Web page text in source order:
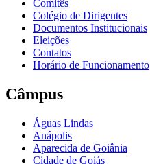
Comitês
Colégio de Dirigentes
Documentos Institucionais
Eleições
Contatos
Horário de Funcionamento
Câmpus
Águas Lindas
Anápolis
Aparecida de Goiânia
Cidade de Goiás